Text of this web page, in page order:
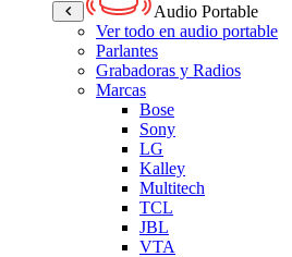
Audio Portable
Ver todo en audio portable
Parlantes
Grabadoras y Radios
Marcas
Bose
Sony
LG
Kalley
Multitech
TCL
JBL
VTA